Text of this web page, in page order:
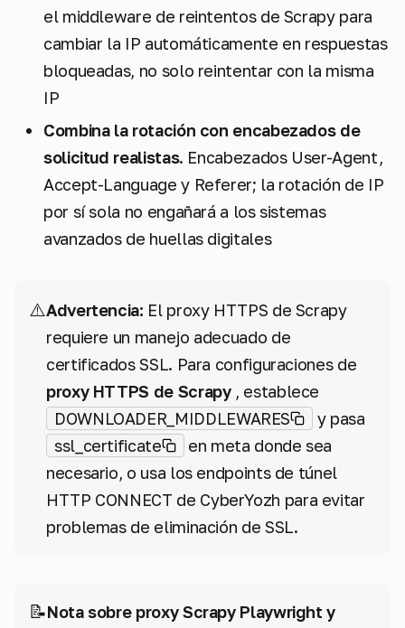
el middleware de reintentos de Scrapy para
cambiar la IP automáticamente en respuestas
bloqueadas, no solo reintentar con la misma
IP
Combina la rotación con encabezados de
solicitud realistas. Encabezados User-Agent,
Accept-Language y Referer; la rotación de IP
por sí sola no engañará a los sistemas
avanzados de huellas digitales
⚠️Advertencia: El proxy HTTPS de Scrapy
requiere un manejo adecuado de
certificados SSL. Para configuraciones de
proxy HTTPS de Scrapy, establece
DOWNLOADER_MIDDLEWARES
y pasa
ssl_certificate
en meta donde sea
necesario, o usa los endpoints de túnel
HTTP CONNECT de CyberYozh para evitar
problemas de eliminación de SSL.
📝Nota sobre proxy Scrapy Playwright y